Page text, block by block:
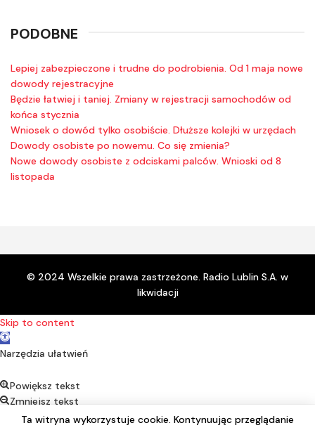
PODOBNE
Lepiej zabezpieczone i trudne do podrobienia. Od 1 maja nowe
dowody rejestracyjne
Będzie łatwiej i taniej. Zmiany w rejestracji samochodów od
końca stycznia
Wniosek o dowód tylko osobiście. Dłuższe kolejki w urzędach
Dowody osobiste po nowemu. Co się zmienia?
Nowe dowody osobiste z odciskami palców. Wnioski od 8
listopada
© 2024 Wszelkie prawa zastrzeżone. Radio Lublin S.A. w
likwidacji
Ta witryna wykorzystuje cookie. Kontynuując przeglądanie
Skip to content
Open toolbar
Narzędzia ułatwień
Powiększ tekst
Zmniejsz tekst
Kontrast